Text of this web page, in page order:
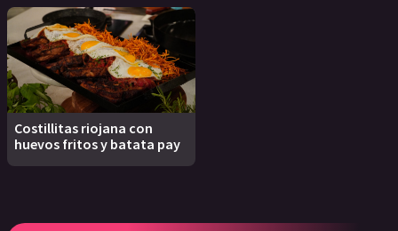
Costillitas riojana con
huevos fritos y batata pay